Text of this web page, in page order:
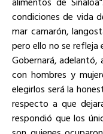
condiciones de vida
mar camarón,
pero ello no se refleja
Gobernará,
con hombres y
elegirlos será la
respecto a que
respondió que los